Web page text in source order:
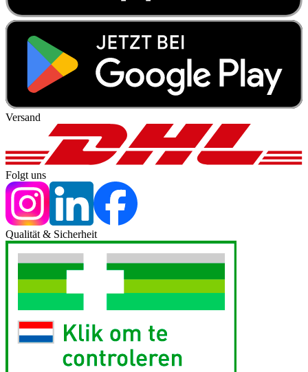
Versand
Folgt uns
Qualität & Sicherheit